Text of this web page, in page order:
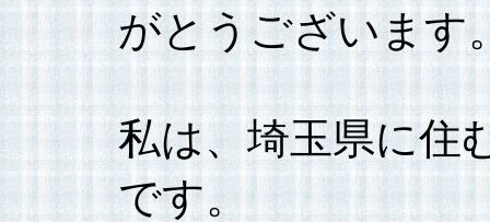
がとうございます
私は、埼玉県に住
です。